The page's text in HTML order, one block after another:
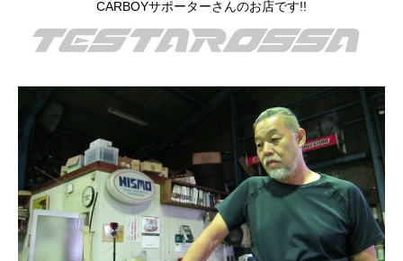
CARBOYサポーターさんのお店です!!